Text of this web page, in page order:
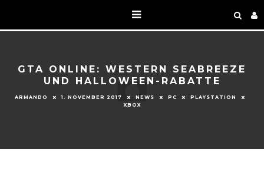
GTA ONLINE: WESTERN SEABREEZE
UND HALLOWEEN-RABATTE
ARMANDO 1. NOVEMBER 2017 NEWS PC
PLAYSTATION
XBOX